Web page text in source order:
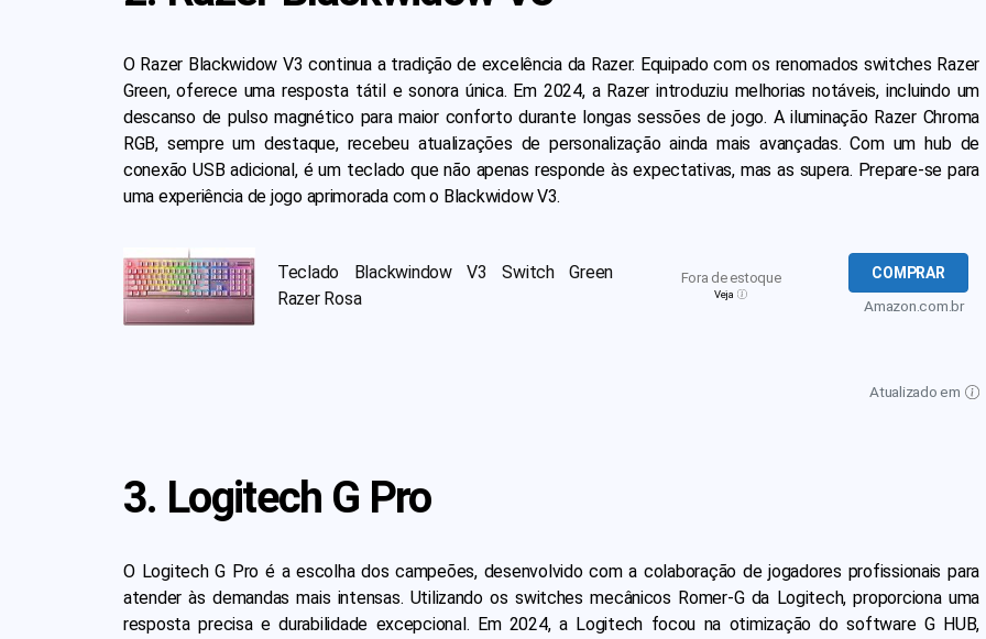
O Razer Blackwidow V3 continua a tradição de excelência da Razer. Equipado com os renomados switches Razer
Green, oferece uma resposta tátil e sonora única. Em 2024, a Razer introduziu melhorias notáveis, incluindo um
descanso de pulso magnético para maior conforto durante longas sessões de jogo. A iluminação Razer Chroma
RGB, sempre um destaque, recebeu atualizações de personalização ainda mais avançadas. Com um hub de
conexão USB adicional, é um teclado que não apenas responde às expectativas, mas as supera. Prepare-se para
uma experiência de jogo aprimorada com o Blackwidow V3.
Teclado Blackwindow V3 Switch Green
Razer Rosa
Fora de estoque
Veja
COMPRAR
Amazon.com.br
Atualizado em
3. Logitech G Pro
O Logitech G Pro é a escolha dos campeões, desenvolvido com a colaboração de jogadores profissionais para
atender às demandas mais intensas. Utilizando os switches mecânicos Romer-G da Logitech, proporciona uma
resposta precisa e durabilidade excepcional. Em 2024, a Logitech focou na otimização do software G HUB,